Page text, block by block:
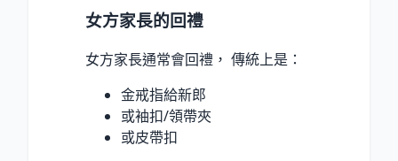
女方家長的回禮
女方家長通常會回禮， 傳統上是：
金戒指給新郎
或袖扣/領帶夾
或皮帶扣